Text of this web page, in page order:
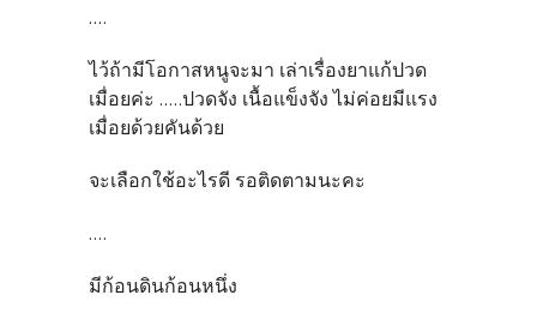
....
ไว้ถ้ามีโอกาสหนูจะมา เล่าเรื่องยาแก้ปวด
เมื่อยค่ะ .....ปวดจัง เนื้อแข็งจัง ไม่ค่อยมีแรง
เมื่อยด้วยคันด้วย
จะเลือกใช้อะไรดี รอติดตามนะคะ
....
มีก้อนดินก้อนหนึ่ง